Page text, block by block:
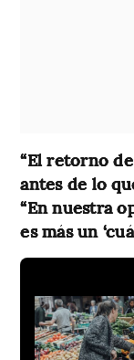
“El retorno
antes de lo
“En nuestra
es más un